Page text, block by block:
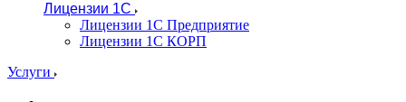
Лицензии 1С
Лицензии 1С Предприятие
Лицензии 1С КОРП
Услуги